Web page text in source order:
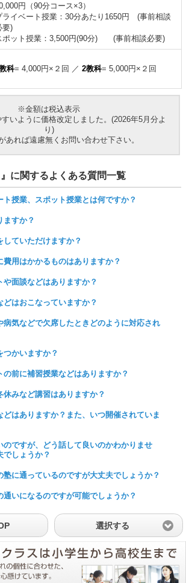
円（90分コース×3）
ライベート授業：30分あたり1650円 (事前相談
要)
ポット授業：3,500円(90分) (事前相談必要)
科= 4,000円×２回 ／ 2教科= 5,000円×２回
※金額は税込表示
いように価格改定しました。(2026年5月分よ
り)
あれば遠慮無くお問い合わせ下さい。
』に関するよくある質問一覧
ト授業、スポット授業とは何ですか？
ますか？
していただけますか？
費用はかかるものはありますか？
や面談などはありますか？
どはおこなっていますか？
病気などで欠席したときどのように対応され
つかいますか？
の前に補習授業などはありますか？
休みなど講習はありますか？
どはありますか？また、いつ開催されていま
のですが、どう話して良いのかわかりませ
でしょうか？
塾に通っているのですが大丈夫でしょうか？
通いになるのですが可能でしょうか？
選択する